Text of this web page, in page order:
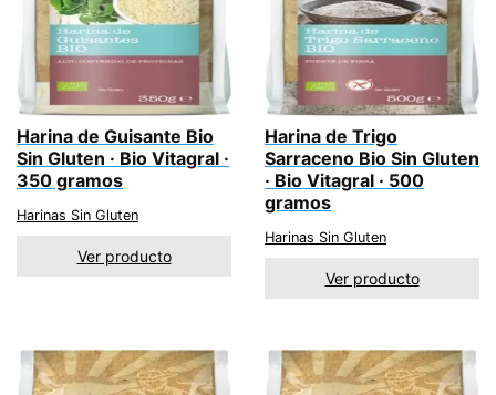
Harina de Guisante Bio
Sin Gluten · Bio Vitagral ·
350 gramos
Harinas Sin Gluten
Ver producto
Harina de Trigo
Sarraceno Bio Sin Gluten
· Bio Vitagral · 500
gramos
Harinas Sin Gluten
Ver producto